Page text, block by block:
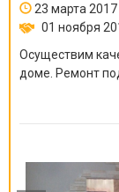
23 марта 2017
01 ноября
Осуществим
доме. Ремонт